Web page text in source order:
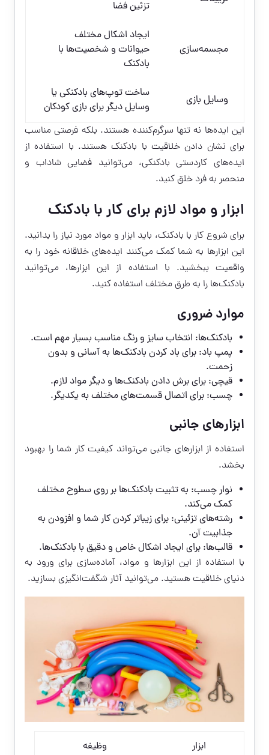
تزئین فضا
مجسمه‌سازی
ایجاد اشکال مختلف
حیوانات و شخصیت‌ها با
بادکنک
وسایل بازی
ساخت توپ‌های بادکنکی یا
وسایل دیگر برای بازی کودکان
این ایده‌ها نه تنها سرگرم‌کننده هستند. بلکه فرصتی مناسب
برای نشان دادن خلاقیت با بادکنک هستند. با استفاده از
ایده‌های کاردستی بادکنکی، می‌توانید فضایی شاداب و
منحصر به فرد خلق کنید.
ابزار و مواد لازم برای کار با بادکنک
برای شروع کار با بادکنک، باید ابزار و مواد مورد نیاز را بدانید.
این ابزارها به شما کمک می‌کنند ایده‌های خلاقانه خود را به
واقعیت ببخشید. با استفاده از این ابزارها، می‌توانید
بادکنک‌ها را به طرق مختلف استفاده کنید.
موارد ضروری
بادکنک‌ها: انتخاب سایز و رنگ مناسب بسیار مهم است.
پمپ باد: برای باد کردن بادکنک‌ها به آسانی و بدون
زحمت.
قیچی: برای برش دادن بادکنک‌ها و دیگر مواد لازم.
چسب: برای اتصال قسمت‌های مختلف به یکدیگر.
ابزارهای جانبی
استفاده از ابزارهای جانبی می‌تواند کیفیت کار شما را بهبود
بخشد.
نوار چسب: به تثبیت بادکنک‌ها بر روی سطوح مختلف
کمک می‌کند.
رشته‌های تزئینی: برای زیبا‌تر کردن کار شما و افزودن به
جذابیت آن.
قالب‌ها: برای ایجاد اشکال خاص و دقیق با بادکنک‌ها.
با استفاده از این ابزارها و مواد، آماده‌سازی برای ورود به
دنیای خلاقیت هستید. می‌توانید آثار شگفت‌انگیزی بسازید.
ابزار
وظیفه